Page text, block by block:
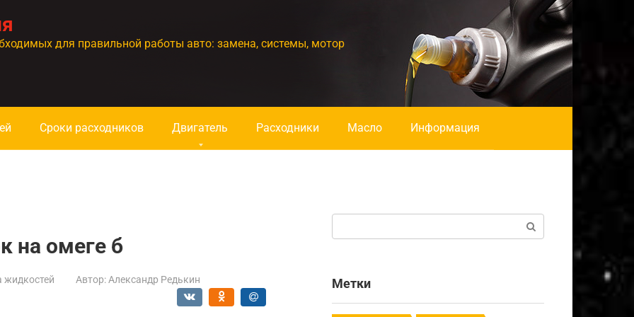
для правильной работы авто: замена, системы, мотор
Сроки расходников Двигатель Расходники Масло Информация
на омеге б
жидкостей Автор: Александр Редькин Метки